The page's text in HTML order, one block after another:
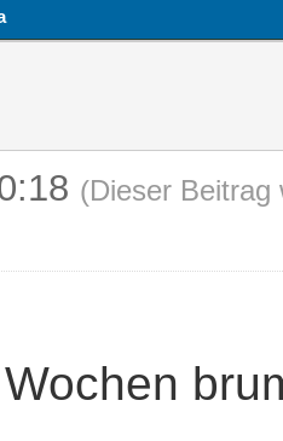
(Dieser Beitrag